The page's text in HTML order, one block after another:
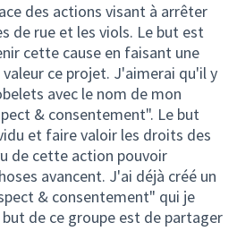
des actions visant à arrêter
de rue et les viols. Le but est
cette cause en faisant une
ce projet. J'aimerai qu'il y
avec le nom de mon
& consentement". Le but
et faire valoir les droits des
de cette action pouvoir
avancent. J'ai déjà créé un
& consentement" qui je
de ce groupe est de partager